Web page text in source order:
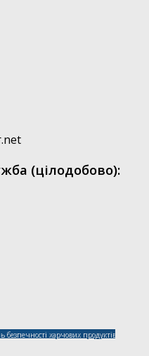
(цілодобово):
харчових продуктів